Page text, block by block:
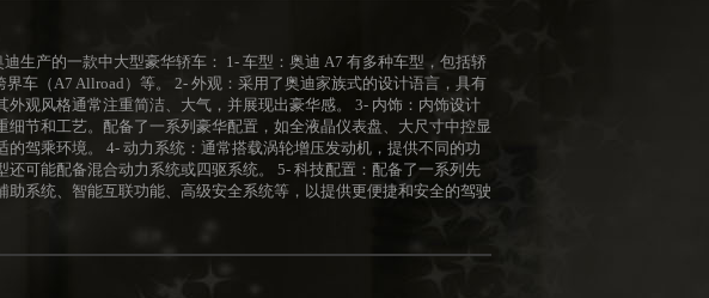
生产的一款中大型豪华轿车： 1- 车型：奥迪 A7 有多种车型，包括轿
界车（A7 Allroad）等。 2- 外观：采用了奥迪家族式的设计语言，具有
外观风格通常注重简洁、大气，并展现出豪华感。 3- 内饰：内饰设计
细节和工艺。配备了一系列豪华配置，如全液晶仪表盘、大尺寸中控显
的驾乘环境。 4- 动力系统：通常搭载涡轮增压发动机，提供不同的功
还可能配备混合动力系统或四驱系统。 5- 科技配置：配备了一系列先
助系统、智能互联功能、高级安全系统等，以提供更便捷和安全的驾驶